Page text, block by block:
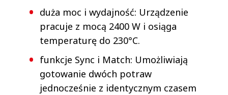
duża moc i wydajność: Urządzenie
pracuje z mocą 2400 W i osiąga
temperaturę do 230°C.
funkcje Sync i Match: Umożliwiają
gotowanie dwóch potraw
jednocześnie z identycznym czasem